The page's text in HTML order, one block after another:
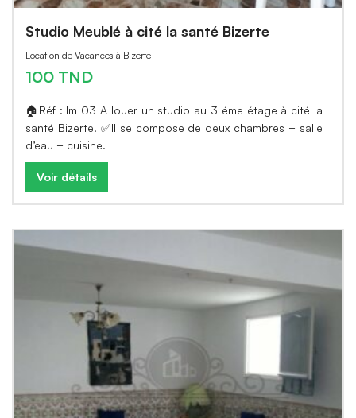
Studio Meublé à cité la santé Bizerte
Location de Vacances à Bizerte
100 TND
🏠Réf : lm 03 A louer un studio au 3 éme étage à cité la
santé Bizerte. ✅Il se compose de deux chambres + salle
d’eau + cuisine.
Voir détails